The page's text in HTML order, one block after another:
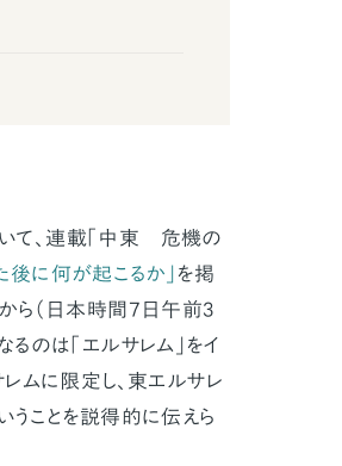
て、連載「中東 危機の
後に何が起こるか」 を掲
ら（日本時間7日午前3
のは「エルサレム」をイ
ムに限定し、東エルサレ
うことを説得的に伝えら